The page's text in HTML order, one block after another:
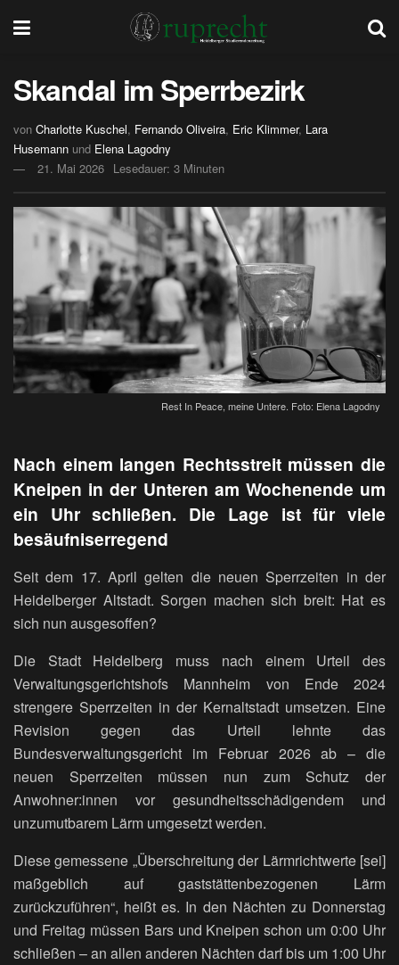
Skandal im Sperrbezirk
von Charlotte Kuschel, Fernando Oliveira, Eric Klimmer, Lara
Husemann und Elena Lagodny
21. Mai 2026 Lesedauer: 3 Minuten
Rest In Peace, meine Untere. Foto: Elena Lagodny
Nach einem langen Rechtsstreit müssen die
Kneipen in der Unteren am Wochenende um
ein Uhr schließen. Die Lage ist für viele
besäufniserregend
Seit dem 17. April gelten die neuen Sperrzeiten in der
Heidelberger Altstadt. Sorgen machen sich breit: Hat es
sich nun ausgesoffen?
Die Stadt Heidelberg muss nach einem Urteil des
Verwaltungsgerichtshofs Mannheim von Ende 2024
strengere Sperrzeiten in der Kernaltstadt umsetzen. Eine
Revision gegen das Urteil lehnte das
Bundesverwaltungsgericht im Februar 2026 ab – die
neuen Sperrzeiten müssen nun zum Schutz der
Anwohner:innen vor gesundheitsschädigendem und
unzumutbarem Lärm umgesetzt werden.
Diese gemessene „Überschreitung der Lärmrichtwerte [sei]
maßgeblich auf gaststättenbezogenen Lärm
zurückzuführen“, heißt es. In den Nächten zu Donnerstag
und Freitag müssen Bars und Kneipen schon um 0:00 Uhr
schließen – an allen anderen Nächten darf bis um 1:00 Uhr